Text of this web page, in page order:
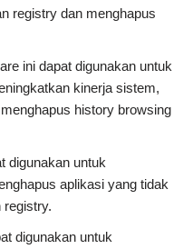
registry dan menghapus
ini dapat digunakan untuk
kinerja sistem,
history browsing
digunakan untuk
aplikasi yang tidak
registry.
digunakan untuk